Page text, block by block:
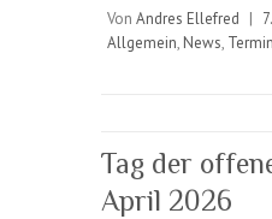
Von Andres Ellefred |
Allgemein, News,
Tag der
April 2026